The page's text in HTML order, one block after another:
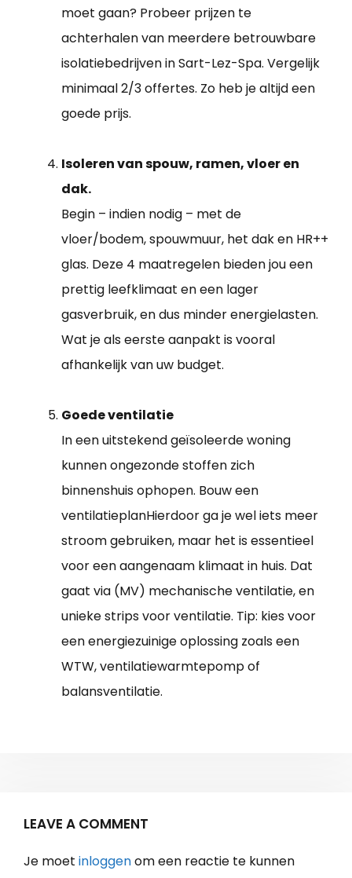
moet gaan? Probeer prijzen te
achterhalen van meerdere betrouwbare
isolatiebedrijven in Sart-Lez-Spa. Vergelijk
minimaal 2/3 offertes. Zo heb je altijd een
goede prijs.
Isoleren van spouw, ramen, vloer en
dak.
Begin – indien nodig – met de
vloer/bodem, spouwmuur, het dak en HR++
glas. Deze 4 maatregelen bieden jou een
prettig leefklimaat en een lager
gasverbruik, en dus minder energielasten.
Wat je als eerste aanpakt is vooral
afhankelijk van uw budget.
Goede ventilatie
In een uitstekend geïsoleerde woning
kunnen ongezonde stoffen zich
binnenshuis ophopen. Bouw een
ventilatieplanHierdoor ga je wel iets meer
stroom gebruiken, maar het is essentieel
voor een aangenaam klimaat in huis. Dat
gaat via (MV) mechanische ventilatie, en
unieke strips voor ventilatie. Tip: kies voor
een energiezuinige oplossing zoals een
WTW, ventilatiewarmtepomp of
balansventilatie.
LEAVE A COMMENT
Je moet inloggenom een reactie te kunnen